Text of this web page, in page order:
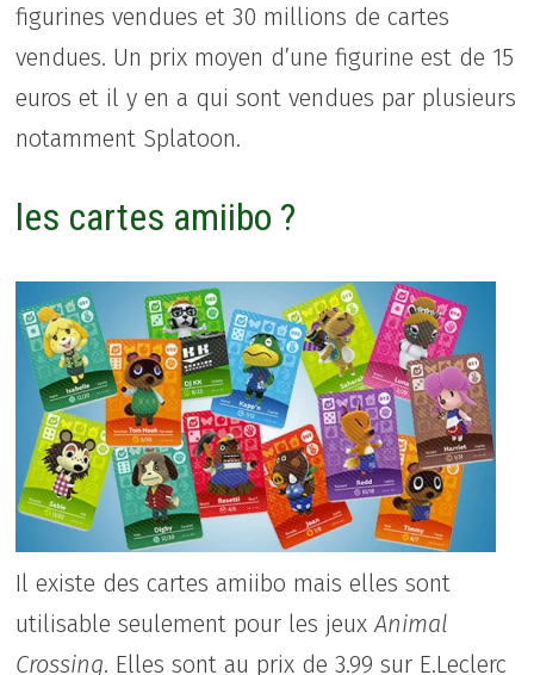
figurines vendues et 30 millions de cartes
vendues. Un prix moyen d’une figurine est de 15
euros et il y en a qui sont vendues par plusieurs
notamment Splatoon.
les cartes amiibo ?
Il existe des cartes amiibo mais elles sont
utilisable seulement pour les jeuxAnimal
Crossing. Elles sont au prix de 3.99 sur E.Leclerc